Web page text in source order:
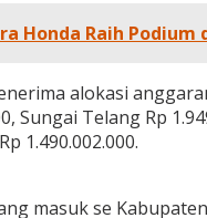
Honda Raih
alokasi
Sungai Telang Rp
1.490.002.000.
masuk se